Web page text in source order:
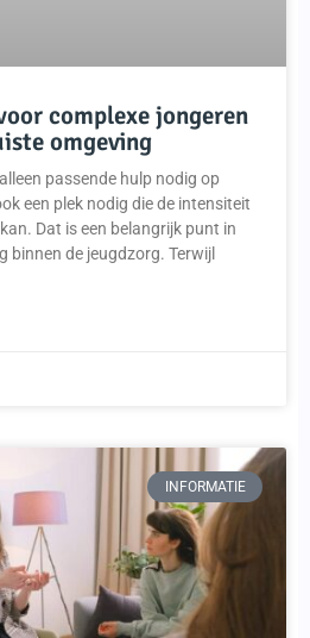
complexe jongeren
omgeving
passende hulp nodig op
een plek nodig die de intensiteit
Dat is een belangrijk punt in
binnen de jeugdzorg. Terwijl
INFORMATIE